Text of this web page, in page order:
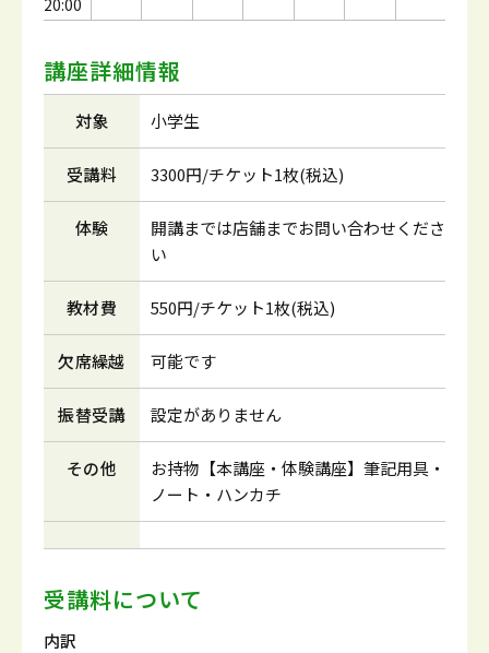
20:00
講座詳細情報
対象 小学生
受講料 3300円/チケット1枚(税込)
体験
開講までは店舗までお問い合わせくださ
い
教材費 550円/チケット1枚(税込)
欠席繰越 可能です
振替受講 設定がありません
その他
お持物【本講座・体験講座】筆記用具・
ノート・ハンカチ
受講料について
内訳